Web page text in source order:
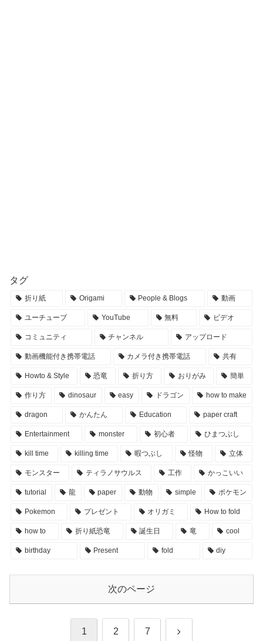
タグ
折り紙 Origami People & Blogs 動画
ユーチューブ YouTube 無料 ビデオ
コミュニティ チャンネル アップロード
動画機能付き携帯電話 カメラ付き携帯電話 共有
Howto & Style 恐竜 折り方 おりがみ 簡単
作り方 dinosaur easy ドラゴン how to make
dragon かんたん Education paper craft
Entertainment monster 初心者 ひまつぶし
kill time killing time 暇つぶし 怪物 立体
モンスター ティラノサウルス 工作 かっこいい
tutorial 龍 paper 動物 simple ポケモン
Pokemon プレゼント オリガミ How to fold
how to 折り紙恐竜 誕生日 竜 cool
birthday Present fold diy
次のページ
1 2 7 次